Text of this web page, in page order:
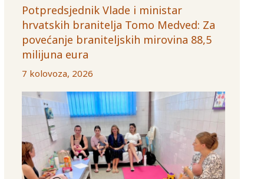
Potpredsjednik Vlade i ministar
hrvatskih branitelja Tomo Medved: Za
povećanje braniteljskih mirovina 88,5
milijuna eura
7 kolovoza, 2026